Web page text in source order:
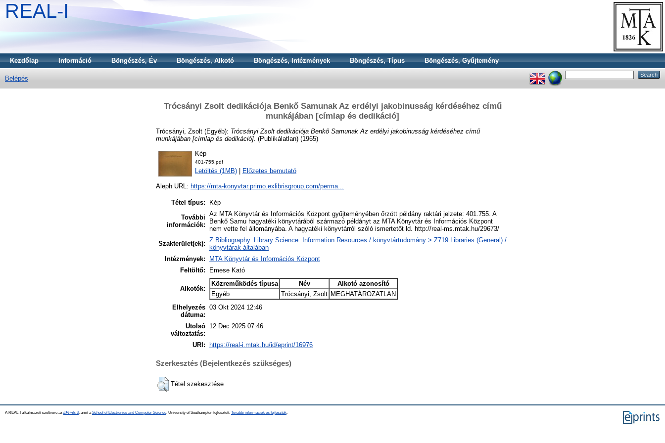
REAL-I
Kezdőlap Információ Böngészés, Év Böngészés, Alkotó Böngészés, Intézmények Böngészés, Típus Böngészés, Gyűjtemény
Belépés
Trócsányi Zsolt dedikációja Benkő Samunak Az erdélyi jakobinusság kérdéséhez című
munkájában [címlap és dedikáció]
Trócsányi, Zsolt (Egyéb): Trócsányi Zsolt dedikációja Benkő Samunak Az erdélyi jakobinusság kérdéséhez című
munkájában [címlap és dedikáció]. (Publikálatlan) (1965)
Kép
401-755.pdf
Letöltés (1MB) Előzetes bemutató
Aleph URL: https://mta-konyvtar.primo.exlibrisgroup.com/perma...
Tétel típus:
Kép
További
információk:
Az MTA Könyvtár és Információs Központ gyűjteményében őrzött példány raktári jelzete: 401.755. A
Benkő Samu hagyatéki könyvtárából származó példányt az MTA Könyvtár és Információs Központ
nem vette fel állományába. A hagyatéki könyvtárról szóló ismertetőt ld. http://real-ms.mtak.hu/29673/
Szakterület(ek): Z Bibliography. Library Science. Information Resources / könyvtártudomány > Z719 Libraries (General) /
könyvtárak általában
Intézmények:
MTA Könyvtár és Információs Központ
Feltöltő:
Emese Kató
Alkotók:
Közreműködés típusa Név
Alkotó azonosító
Egyéb
Trócsányi, Zsolt MEGHATÁROZATLAN
Elhelyezés
dátuma:
03 Okt 2024 12:46
Utolsó
változtatás:
12 Dec 2025 07:46
URI: https://real-i.mtak.hu/id/eprint/16976
Szerkesztés (Bejelentkezés szükséges)
Tétel szekesztése
A REAL-I alkalmazott szoftvere az EPrints 3, amit a School of Electronics and Computer Science , University of Southampton fejlesztett. További információk és fejlesztők